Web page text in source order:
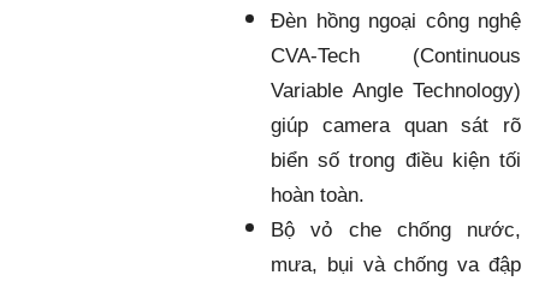
Đèn hồng ngoại công nghệ
CVA-Tech (Continuous
Variable Angle Technology)
giúp camera quan sát rõ
biển số trong điều kiện tối
hoàn toàn.
Bộ vỏ che chống nước,
mưa, bụi và chống va đập